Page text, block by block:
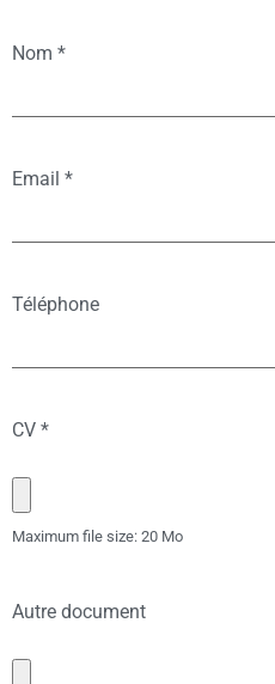
Nom *
Email *
Téléphone
CV *
Maximum file size: 20 Mo
Autre document